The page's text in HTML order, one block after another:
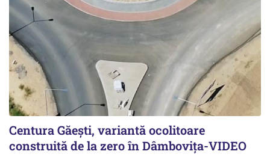
Centura Găești, variantă ocolitoare
construită de la zero în Dâmbovița-VIDEO